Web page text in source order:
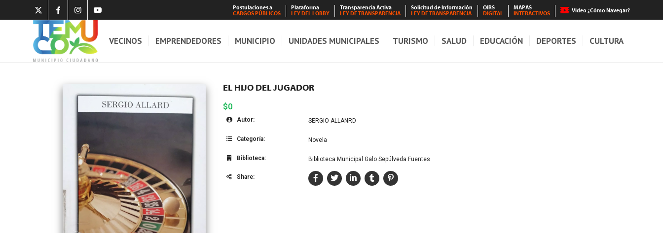
Postulaciones a
CARGOS PÚBLICOS
Plataforma
LEY DEL LOBBY
Transparencia Activa
LEY DE TRANSPARENCIA
Solicitud de Información
LEY DE TRANSPARENCIA
OIRS
DIGITAL
MAPAS
INTERACTIVOS
Video ¿Cómo Navegar?
VECINOS EMPRENDEDORES MUNICIPIO UNIDADES MUNICIPALES TURISMO SALUD EDUCACIÓN DEPORTES CULTURA
EL HIJO DEL JUGADOR
$0
Autor: SERGIO ALLANRD
Categoría: Novela
Biblioteca: Biblioteca Municipal Galo Sepúlveda Fuentes
Share: